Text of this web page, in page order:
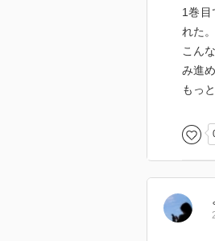
1巻目
れた。
こん
み進
もっ